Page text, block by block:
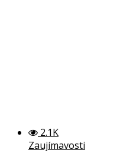
2.1K
Zaujímavosti